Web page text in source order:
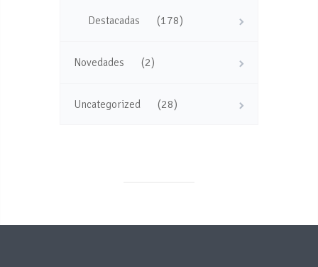
Destacadas (178)
Novedades (2)
Uncategorized (28)